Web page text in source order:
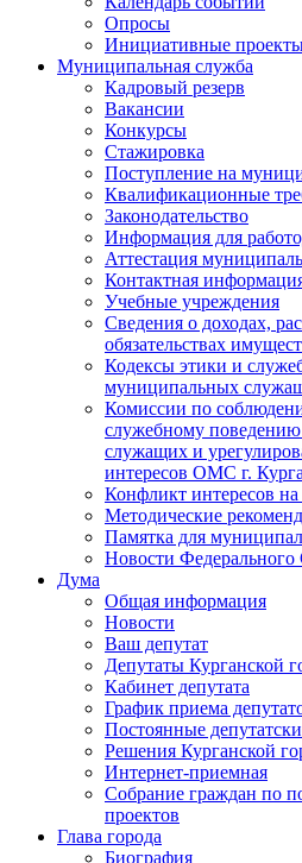
Опросы
Инициативные
Муниципальная служба
Кадровый резерв
Вакансии
Конкурсы
Стажировка
Поступление на
Квалификационные
Законодательство
Информация для
Аттестация
Контактная
Учебные учреждения
Сведения о доходах,
обязательствах
Кодексы этики и
муниципальных
Комиссии по
служебному
служащих и
интересов ОМС г.
Конфликт интересов
Методические
Памятка для
Новости Федерального
Дума
Общая информация
Новости
Ваш депутат
Депутаты Курганской
Кабинет депутата
График приема
Постоянные
Решения Курганской
Интернет-приемная
Собрание граждан по
проектов
Глава города
Биография